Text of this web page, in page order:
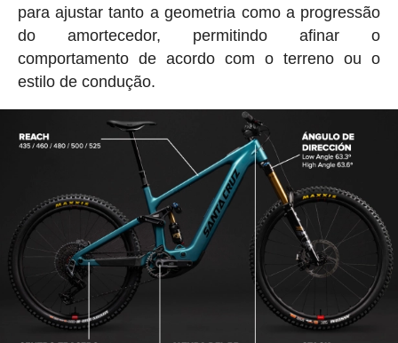
para ajustar tanto a geometria como a progressão
do amortecedor, permitindo afinar o
comportamento de acordo com o terreno ou o
estilo de condução.